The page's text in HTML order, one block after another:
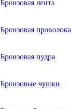
Бронзовая лента
Бронзовая проволока
Бронзовая пудра
Бронзовые чушки